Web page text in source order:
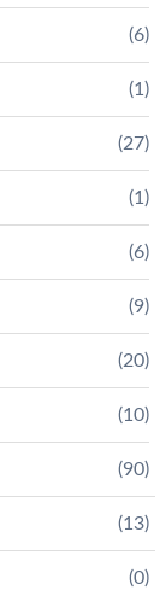
(6)
(1)
(27)
(1)
(6)
(9)
(20)
(10)
(90)
(13)
(0)